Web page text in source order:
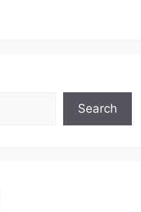
Search